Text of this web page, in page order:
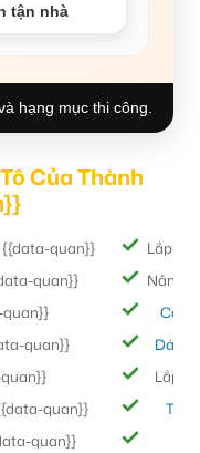
tận nhà
hạng mục thi công.
Của Thành
quan}}
quan}}
quan}}
quan}}
quan}}
Lắp
Nâng
Dán
Lắp